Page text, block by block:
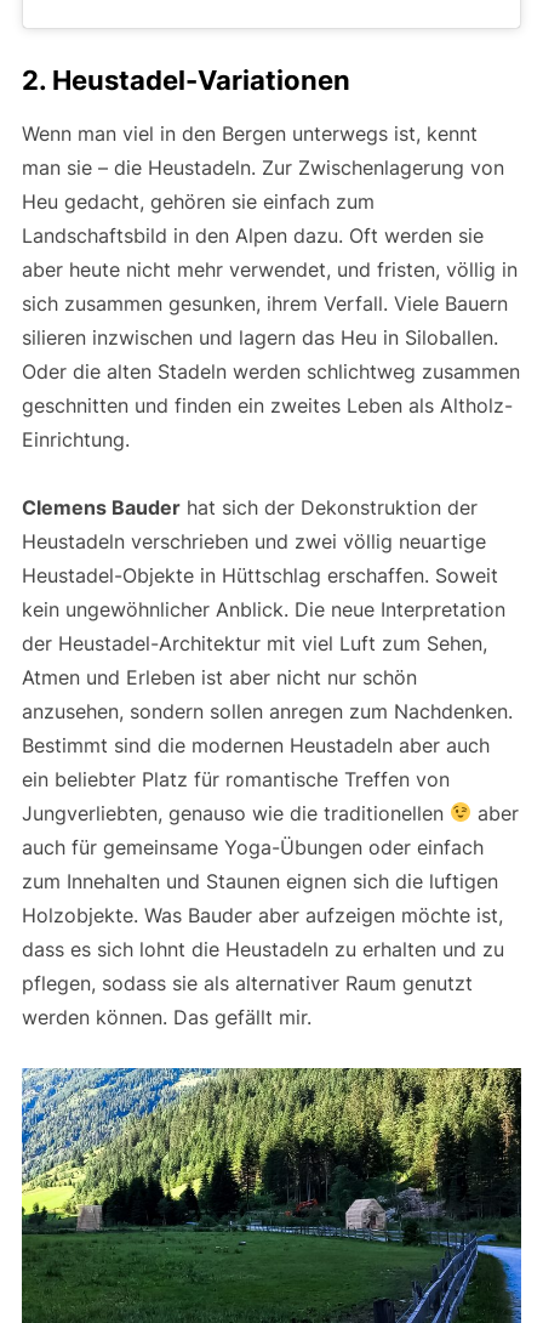
2. Heustadel-Variationen
Wenn man viel in den Bergen unterwegs ist, kennt
man sie – die Heustadeln. Zur Zwischenlagerung von
Heu gedacht, gehören sie einfach zum
Landschaftsbild in den Alpen dazu. Oft werden sie
aber heute nicht mehr verwendet, und fristen, völlig in
sich zusammen gesunken, ihrem Verfall. Viele Bauern
silieren inzwischen und lagern das Heu in Siloballen.
Oder die alten Stadeln werden schlichtweg zusammen
geschnitten und finden ein zweites Leben als Altholz-
Einrichtung.
Clemens Bauderhat sich der Dekonstruktion der
Heustadeln verschrieben und zwei völlig neuartige
Heustadel-Objekte in Hüttschlag erschaffen. Soweit
kein ungewöhnlicher Anblick. Die neue Interpretation
der Heustadel-Architektur mit viel Luft zum Sehen,
Atmen und Erleben ist aber nicht nur schön
anzusehen, sondern sollen anregen zum Nachdenken.
Bestimmt sind die modernen Heustadeln aber auch
ein beliebter Platz für romantische Treffen von
Jungverliebten, genauso wie die traditionellen
aber
auch für gemeinsame Yoga-Übungen oder einfach
zum Innehalten und Staunen eignen sich die luftigen
Holzobjekte. Was Bauder aber aufzeigen möchte ist,
dass es sich lohnt die Heustadeln zu erhalten und zu
pflegen, sodass sie als alternativer Raum genutzt
werden können. Das gefällt mir.